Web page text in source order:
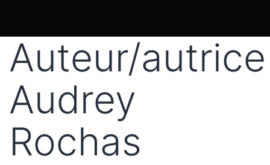
Auteur/
Audrey
Rochas